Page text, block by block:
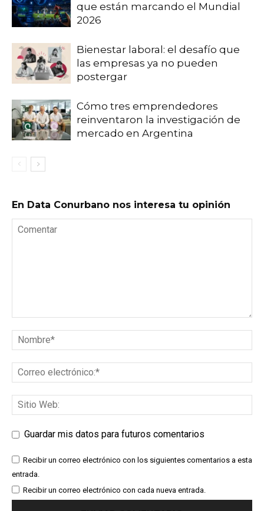
que están marcando el Mundial
2026
Bienestar laboral: el desafío que
las empresas ya no pueden
postergar
Cómo tres emprendedores
reinventaron la investigación de
mercado en Argentina
En Data Conurbano nos interesa tu opinión
Guardar mis datos para futuros comentarios
Recibir un correo electrónico con los siguientes comentarios a esta
entrada.
Recibir un correo electrónico con cada nueva entrada.